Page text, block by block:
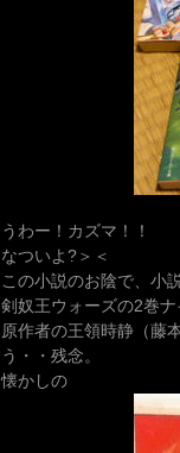
うわー！カズマ！！
なついよ?＞＜
この小説のお陰で、小
剣奴王ウォーズの2巻
原作者の王領時静（藤
う・・残念。
懐かしの